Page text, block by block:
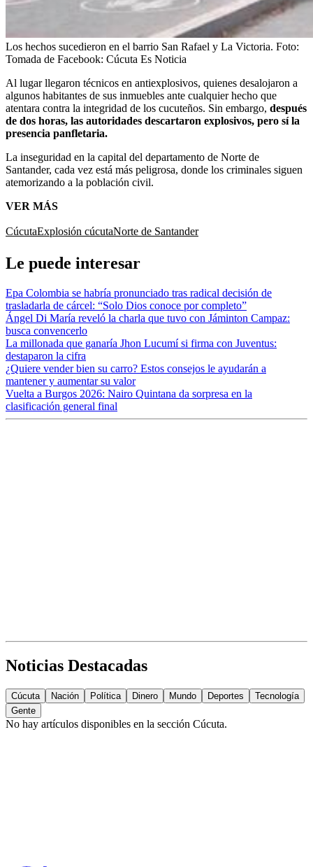
Los hechos sucedieron en el barrio San Rafael y La Victoria. Foto:
Tomada de Facebook: Cúcuta Es Noticia
Al lugar llegaron técnicos en antiexplosivos, quienes desalojaron a
algunos habitantes de sus inmuebles ante cualquier hecho que
atentara contra la integridad de los cucuteños. Sin embargo, después
de dos horas, las autoridades descartaron explosivos, pero sí la
presencia panfletaria.
La inseguridad en la capital del departamento de Norte de
Santander, cada vez está más peligrosa, donde los criminales siguen
atemorizando a la población civil.
VER MÁS
CúcutaExplosión cúcutaNorte de Santander
Le puede interesar
Epa Colombia se habría pronunciado tras radical decisión de
trasladarla de cárcel: “Solo Dios conoce por completo”
Ángel Di María reveló la charla que tuvo con Jáminton Campaz:
busca convencerlo
La millonada que ganaría Jhon Lucumí si firma con Juventus:
destaparon la cifra
¿Quiere vender bien su carro? Estos consejos le ayudarán a
mantener y aumentar su valor
Vuelta a Burgos 2026: Nairo Quintana da sorpresa en la
clasificación general final
Noticias Destacadas
Cúcuta Nación Política Dinero Mundo Deportes
Tecnología
Gente
No hay artículos disponibles en la sección Cúcuta.